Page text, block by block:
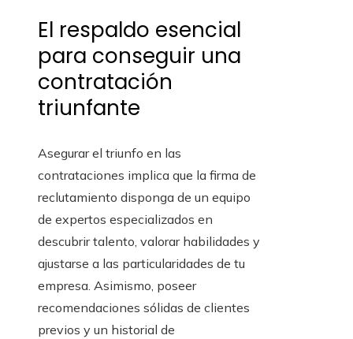
El respaldo esencial
para conseguir una
contratación
triunfante
Asegurar el triunfo en las
contrataciones implica que la firma de
reclutamiento disponga de un equipo
de expertos especializados en
descubrir talento, valorar habilidades y
ajustarse a las particularidades de tu
empresa. Asimismo, poseer
recomendaciones sólidas de clientes
previos y un historial de